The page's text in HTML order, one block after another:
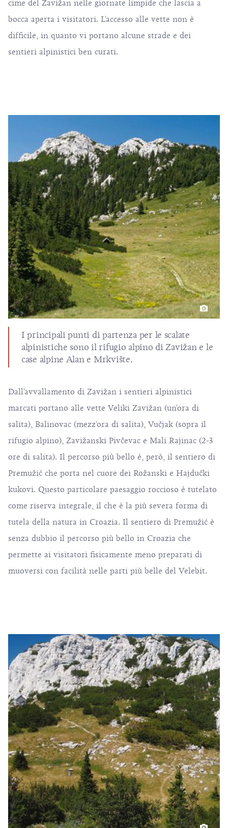
cime del Zavižan nelle giornate limpide che lascia a
bocca aperta i visitatori. L'accesso alle vette non è
difficile, in quanto vi portano alcune strade e dei
sentieri alpinistici ben curati.
I principali punti di partenza per le scalate
alpinistiche sono il rifugio alpino di Zavižan e le
case alpine Alan e Mrkvište.
Dall'avvallamento di Zavižan i sentieri alpinistici
marcati portano alle vette Veliki Zavižan (un'ora di
salita), Balinovac (mezz'ora di salita), Vučjak (sopra il
rifugio alpino), Zavižanski Pivčevac e Mali Rajinac (2-3
ore di salita). Il percorso più bello è, però, il sentiero di
Premužić che porta nel cuore dei Rožanski e Hajdučki
kukovi. Questo particolare paesaggio roccioso è tutelato
come riserva integrale, il che è la più severa forma di
tutela della natura in Croazia. Il sentiero di Premužić è
senza dubbio il percorso più bello in Croazia che
permette ai visitatori fisicamente meno preparati di
muoversi con facilità nelle parti più belle del Velebit.